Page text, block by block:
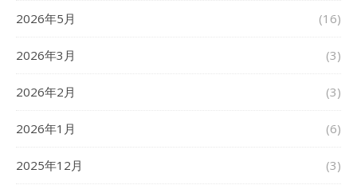
2026年5月 (16)
2026年3月 (3)
2026年2月 (3)
2026年1月 (6)
2025年12月 (3)